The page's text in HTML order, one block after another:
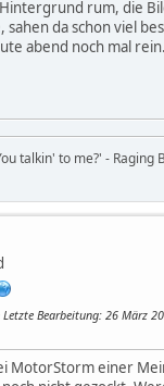
rum, die
da schon viel
abend noch mal rein.
talkin' to me?' - Raging
Letzte Bearbeitung: 26 März
MotorStorm einer